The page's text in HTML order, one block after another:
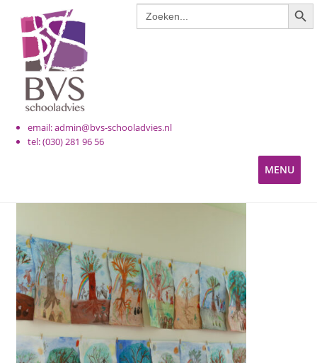
Zoek
naar:
Ga
door
naar
navigatie
Ga
naar
de
inhoud
email: admin@bvs-schooladvies.nl
tel: (030) 281 96 56
MENU
KINDEROPVANG
PRIMAIR ONDERWIJS
VOORTGEZET ONDERWIJS
AFSTANDSONDERWIJS